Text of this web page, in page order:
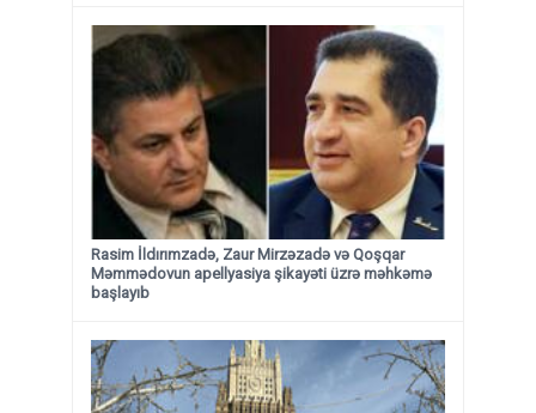
Rasim İldırımzadə, Zaur Mirzəzadə və Qoşqar
Məmmədovun apellyasiya şikayəti üzrə məhkəmə
başlayıb